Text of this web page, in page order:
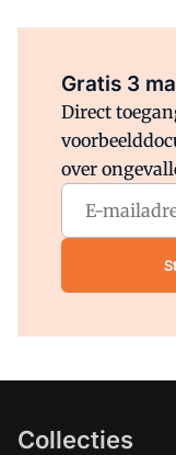
Gratis 3
Direct
over
Collecties